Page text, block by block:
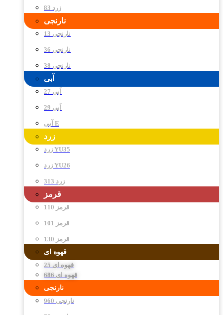
زرد 83
نارنجی
نارنجی 13
نارنجی 36
نارنجی 38
آبی
آبی 27
آبی 29
آبی E
زرد
زرد YU35
زرد YU26
زرد 313
قرمز
قرمز 110
قرمز 101
قرمز 130
قهوه ای
قهوه ای 25
قهوه ای 686
نارنجی
نارنجی 960